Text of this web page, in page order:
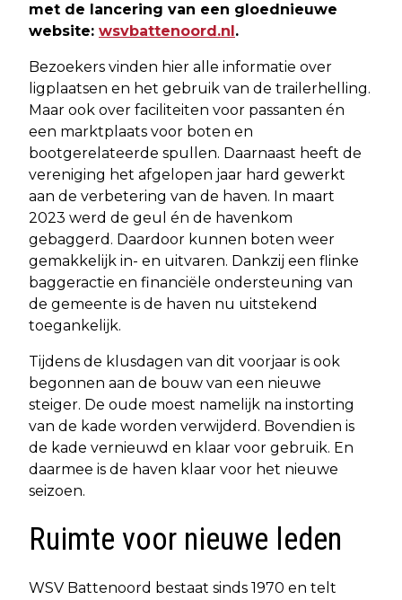
met de lancering van een gloednieuwe
website: wsvbattenoord.nl .
Bezoekers vinden hier alle informatie over
ligplaatsen en het gebruik van de trailerhelling.
Maar ook over faciliteiten voor passanten én
een marktplaats voor boten en
bootgerelateerde spullen. Daarnaast heeft de
vereniging het afgelopen jaar hard gewerkt
aan de verbetering van de haven. In maart
2023 werd de geul én de havenkom
gebaggerd. Daardoor kunnen boten weer
gemakkelijk in- en uitvaren. Dankzij een flinke
baggeractie en financiële ondersteuning van
de gemeente is de haven nu uitstekend
toegankelijk.
Tijdens de klusdagen van dit voorjaar is ook
begonnen aan de bouw van een nieuwe
steiger. De oude moest namelijk na instorting
van de kade worden verwijderd. Bovendien is
de kade vernieuwd en klaar voor gebruik. En
daarmee is de haven klaar voor het nieuwe
seizoen.
Ruimte voor nieuwe leden
WSV Battenoord bestaat sinds 1970 en telt